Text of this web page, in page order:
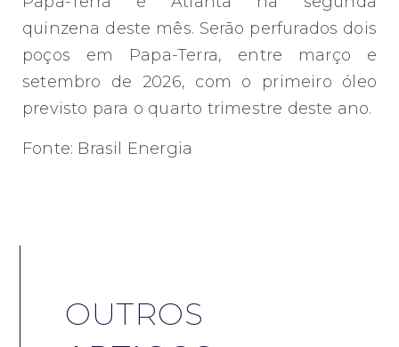
quinzena deste mês. Serão perfurados dois
poços em Papa-Terra, entre março e
setembro de 2026, com o primeiro óleo
previsto para o quarto trimestre deste ano.
Fonte: Brasil Energia
OUTROS